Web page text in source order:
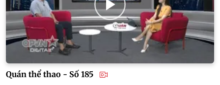
Quán thể thao - Số 185